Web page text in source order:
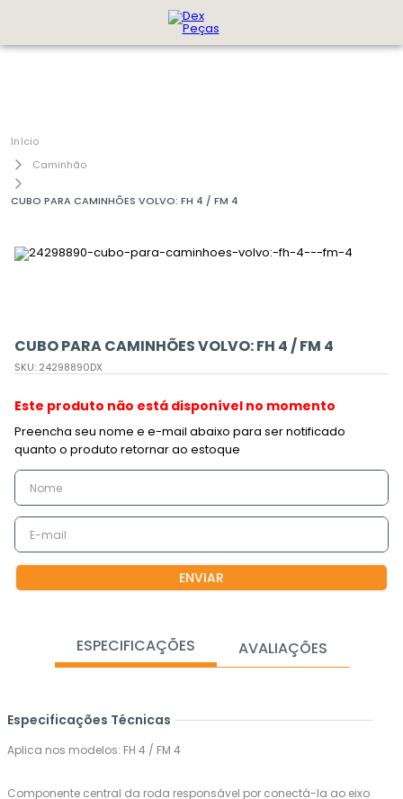
Caminhão
CUBO PARA CAMINHÕES VOLVO: FH 4 / FM 4
CUBO PARA CAMINHÕES VOLVO: FH 4 / FM 4
SKU: 24298890DX
Este produto não está disponível no momento
ENVIAR
ESPECIFICAÇÕES AVALIAÇÕES
Especificações Técnicas
Aplica nos modelos: FH 4 / FM 4
Componente central da roda responsável por conectá-la ao eixo